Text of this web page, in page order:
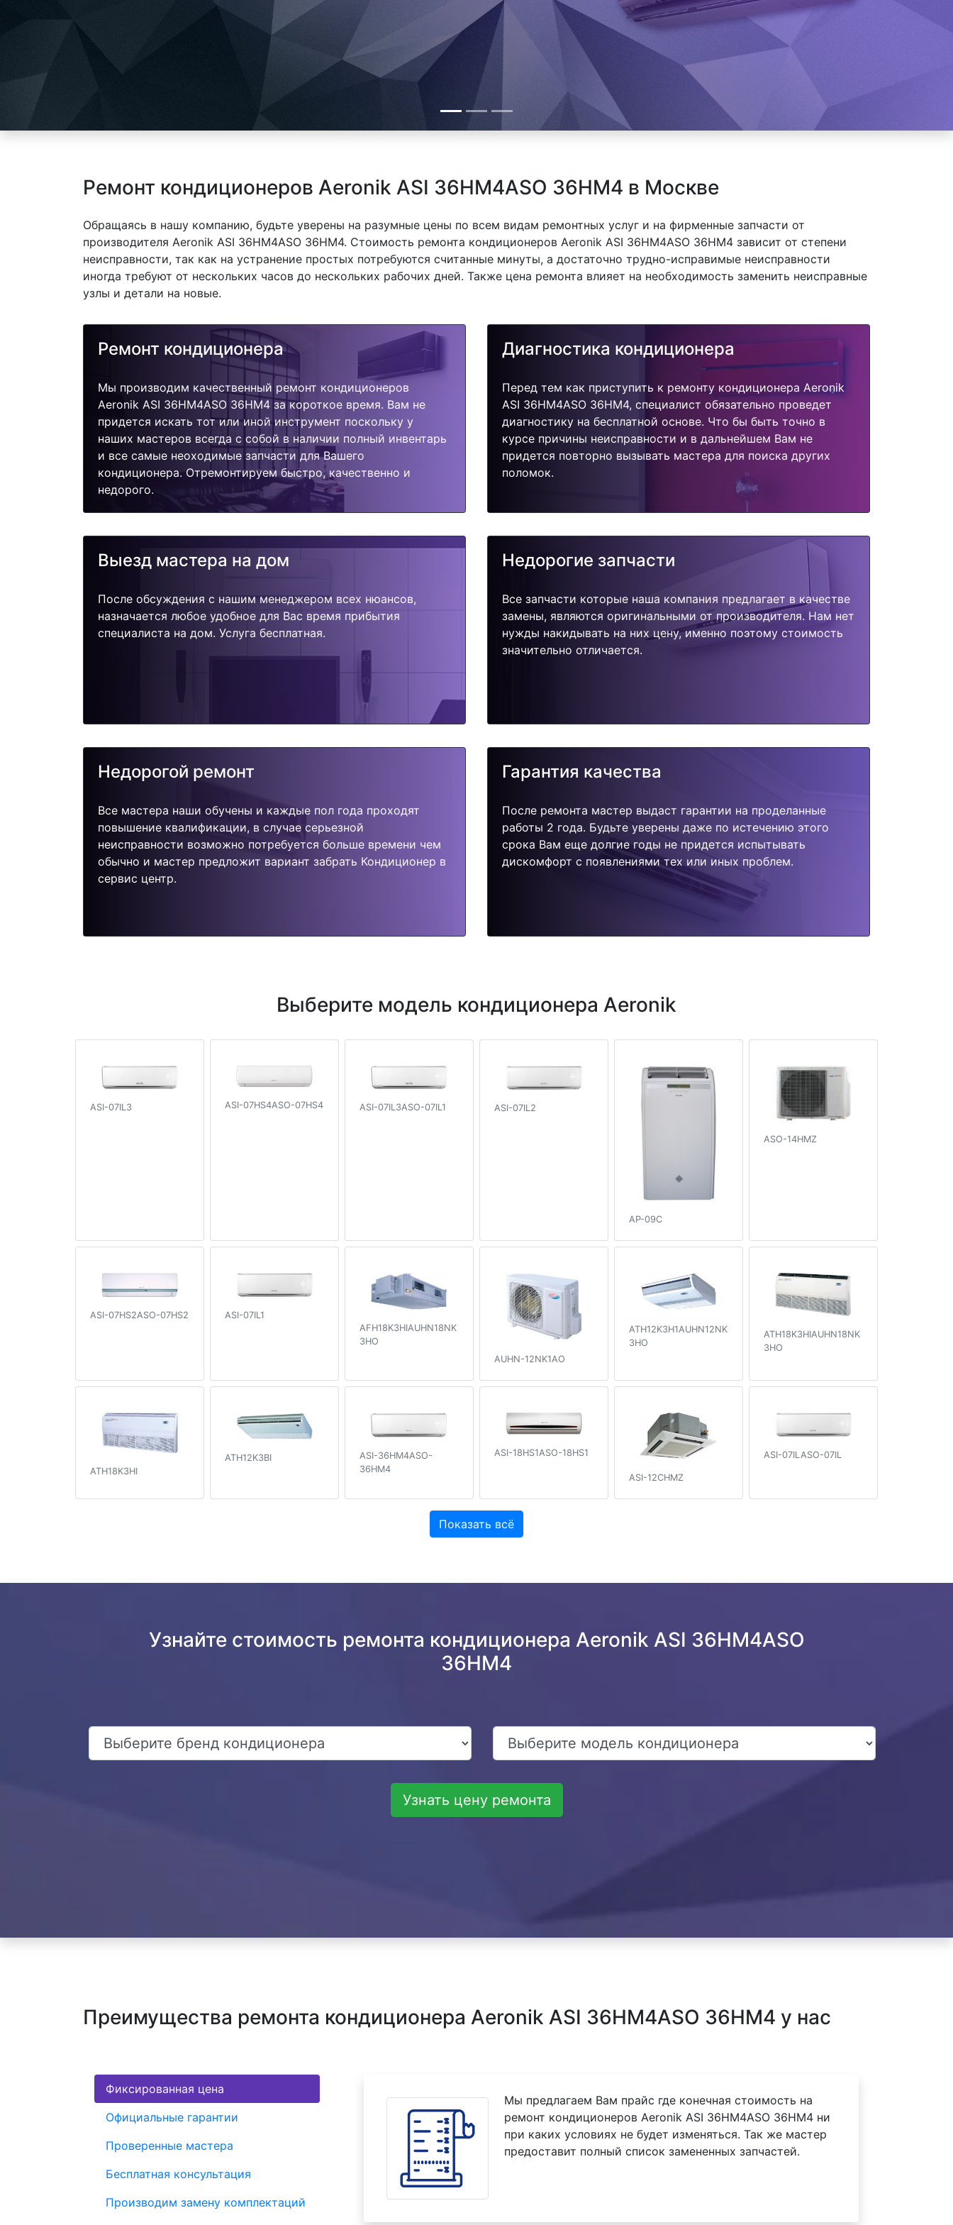
Ремонт кондиционеров Aeronik ASI 36HM4ASO 36HM4 в Москве
Обращаясь в нашу компанию, будьте уверены на разумные цены по всем видам ремонтных услуг и на фирменные запчасти от
производителя Aeronik ASI 36HM4ASO 36HM4. Стоимость ремонта кондиционеров Aeronik ASI 36HM4ASO 36HM4 зависит от степени
неисправности, так как на устранение простых потребуются считанные минуты, а достаточно трудно-исправимые неисправности
иногда требуют от нескольких часов до нескольких рабочих дней. Также цена ремонта влияет на необходимость заменить неисправные
узлы и детали на новые.
Ремонт кондиционера
Мы производим качественный ремонт кондиционеров
Aeronik ASI 36HM4ASO 36HM4 за короткое время. Вам не
придется искать тот или иной инструмент поскольку у
наших мастеров всегда с собой в наличии полный инвентарь
и все самые неоходимые запчасти для Вашего
кондиционера. Отремонтируем быстро, качественно и
недорого.
Диагностика кондиционера
Перед тем как приступить к ремонту кондиционера Aeronik
ASI 36HM4ASO 36HM4, специалист обязательно проведет
диагностику на бесплатной основе. Что бы быть точно в
курсе причины неисправности и в дальнейшем Вам не
придется повторно вызывать мастера для поиска других
поломок.
Выезд мастера на дом
После обсуждения с нашим менеджером всех нюансов,
назначается любое удобное для Вас время прибытия
специалиста на дом. Услуга бесплатная.
Недорогие запчасти
Все запчасти которые наша компания предлагает в качестве
замены, являются оригинальными от производителя. Нам нет
нужды накидывать на них цену, именно поэтому стоимость
значительно отличается.
Недорогой ремонт
Все мастера наши обучены и каждые пол года проходят
повышение квалификации, в случае серьезной
неисправности возможно потребуется больше времени чем
обычно и мастер предложит вариант забрать Кондиционер в
сервис центр.
Гарантия качества
После ремонта мастер выдаст гарантии на проделанные
работы 2 года. Будьте уверены даже по истечению этого
срока Вам еще долгие годы не придется испытывать
дискомфорт с появлениями тех или иных проблем.
Выберите модель кондиционера Aeronik
ASI-07IL3 ASI-07HS4ASO-07HS4 ASI-07IL3ASO-07IL1 ASI-07IL2
AP-09C
ASO-14HMZ
ASI-07HS2ASO-07HS2
ASI-07IL1
AFH18K3HIAUHN18NK
3HO
AUHN-12NK1AO
ATH12K3H1AUHN12NK
3HO
ATH18K3HIAUHN18NK
3HO
ATH18K3HI
ATH12K3BI
ASI-36HM4ASO-
36HM4
ASI-18HS1ASO-18HS1
ASI-12CHMZ
ASI-07ILASO-07IL
Показать всё
Узнайте стоимость ремонта кондиционера Aeronik ASI 36HM4ASO
36HM4
Узнать цену ремонта
Преимущества ремонта кондиционера Aeronik ASI 36HM4ASO 36HM4 у нас
Фиксированная цена
Официальные гарантии
Проверенные мастера
Бесплатная консультация
Производим замену комплектаций
Мы предлагаем Вам прайс где конечная стоимость на
ремонт кондиционеров Aeronik ASI 36HM4ASO 36HM4 ни
при каких условиях не будет изменяться. Так же мастер
предоставит полный список замененных запчастей.